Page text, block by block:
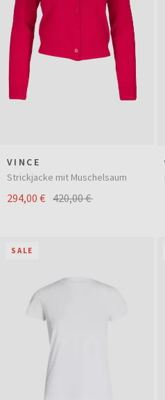
VINCE
Strickjacke mit Muschelsaum
294,00 € 420,00 €
SALE